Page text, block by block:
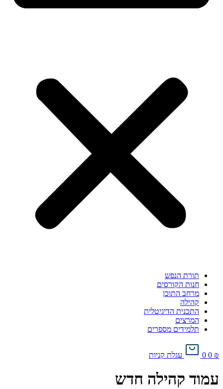
תורת הנפש
חנות הקורסים
מרחב התוכן
קהילה
התכנית הדיגיטלית
המרצים
תלמידים מספרים
0 ₪
0 עגלת קניות
עמוד קהילה חדש